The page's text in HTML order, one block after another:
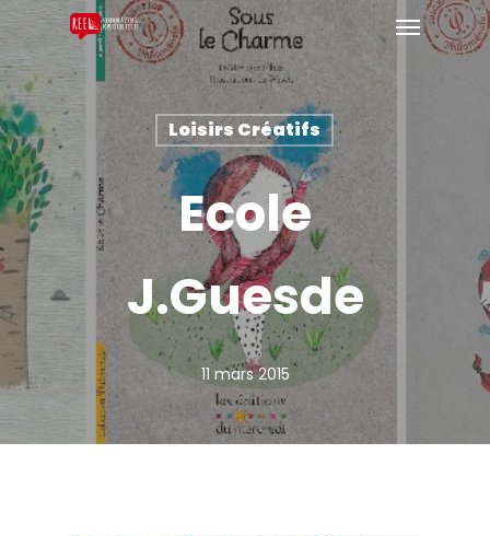
Loisirs Créatifs
Ecole
J.Guesde
11 mars 2015